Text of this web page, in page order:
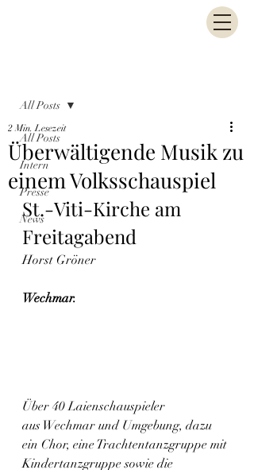
All Posts
Intern
Presse
News
All Posts
Überwältigende Musik zu
einem Volksschauspiel
2 Min. Lesezeit
St.-Viti-Kirche am
Freitagabend
Horst Gröner
Wechmar.
Über 40 Laienschauspieler
aus Wechmar und Umgebung, dazu
ein Chor, eine Trachtentanzgruppe mit
Kindertanzgruppe sowie die